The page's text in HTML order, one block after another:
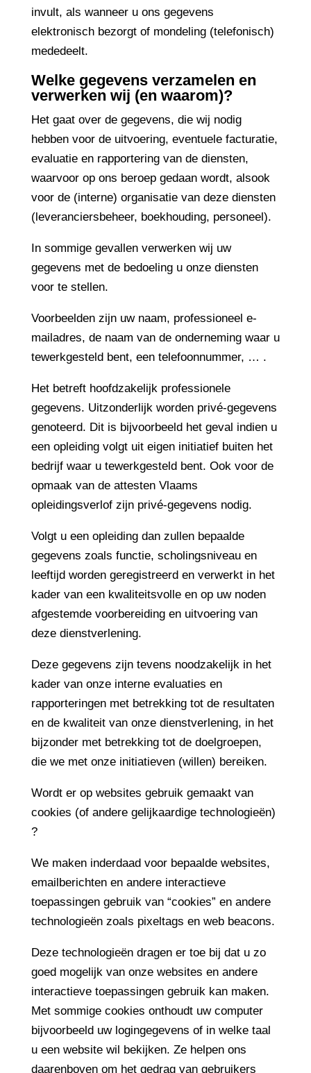
invult, als wanneer u ons gegevens
elektronisch bezorgt of mondeling (telefonisch)
mededeelt.
Welke gegevens verzamelen en
verwerken wij (en waarom)?
Het gaat over de gegevens, die wij nodig
hebben voor de uitvoering, eventuele facturatie,
evaluatie en rapportering van de diensten,
waarvoor op ons beroep gedaan wordt, alsook
voor de (interne) organisatie van deze diensten
(leveranciersbeheer, boekhouding, personeel).
In sommige gevallen verwerken wij uw
gegevens met de bedoeling u onze diensten
voor te stellen.
Voorbeelden zijn uw naam, professioneel e-
mailadres, de naam van de onderneming waar u
tewerkgesteld bent, een telefoonnummer, … .
Het betreft hoofdzakelijk professionele
gegevens. Uitzonderlijk worden privé-gegevens
genoteerd. Dit is bijvoorbeeld het geval indien u
een opleiding volgt uit eigen initiatief buiten het
bedrijf waar u tewerkgesteld bent. Ook voor de
opmaak van de attesten Vlaams
opleidingsverlof zijn privé-gegevens nodig.
Volgt u een opleiding dan zullen bepaalde
gegevens zoals functie, scholingsniveau en
leeftijd worden geregistreerd en verwerkt in het
kader van een kwaliteitsvolle en op uw noden
afgestemde voorbereiding en uitvoering van
deze dienstverlening.
Deze gegevens zijn tevens noodzakelijk in het
kader van onze interne evaluaties en
rapporteringen met betrekking tot de resultaten
en de kwaliteit van onze dienstverlening, in het
bijzonder met betrekking tot de doelgroepen,
die we met onze initiatieven (willen) bereiken.
Wordt er op websites gebruik gemaakt van
cookies (of andere gelijkaardige technologieën)
?
We maken inderdaad voor bepaalde websites,
emailberichten en andere interactieve
toepassingen gebruik van “cookies” en andere
technologieën zoals pixeltags en web beacons.
Deze technologieën dragen er toe bij dat u zo
goed mogelijk van onze websites en andere
interactieve toepassingen gebruik kan maken.
Met sommige cookies onthoudt uw computer
bijvoorbeeld uw logingegevens of in welke taal
u een website wil bekijken. Ze helpen ons
daarenboven om het gedrag van gebruikers